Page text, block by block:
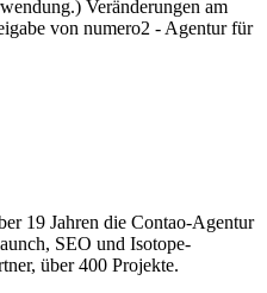
Veränderungen am
von numero2 - Agentur für
19 Jahren die Contao-Agentur
SEO und Isotope-
über 400 Projekte.